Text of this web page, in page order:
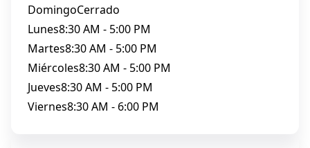
DomingoCerrado
Lunes8:30 AM - 5:00 PM
Martes8:30 AM - 5:00 PM
Miércoles8:30 AM - 5:00 PM
Jueves8:30 AM - 5:00 PM
Viernes8:30 AM - 6:00 PM